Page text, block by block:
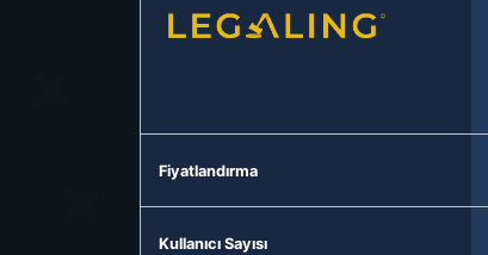
Fiyatlandırma
Kullanıcı Sayısı